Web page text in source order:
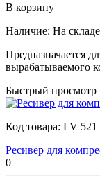
В корзину
Наличие: На складе
Предназначается
вырабатываемого
Быстрый просмотр
Код товара: LV 521
Ресивер для
0